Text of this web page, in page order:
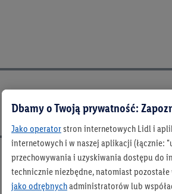
Dbamy o Twoją prywatność:
Jako operatorstron internetowych Lidl i
internetowych i w naszej aplikacji (łącznie:
przechowywania i uzyskiwania dostępu do
technicznie niezbędne, natomiast
jako odrębnychadministratorów lub